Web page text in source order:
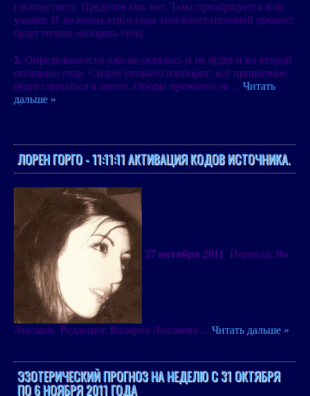
господствует. Пределов ему нет. Тьма преобразуется или
уходит. И до конца этого года этот блистательный процесс
будет только набирать силу.
2. Определенности уже не осталось и не будет и во второй
половине года. Скорее (точнее) наоборот: всё привычное
будет слипаться в ничто. Опоры прежнего ок ... Читать
дальше »
ЛОРЕН ГОРГО - 11:11:11 АКТИВАЦИЯ КОДОВ ИСТОЧНИКА.
27 октября 2011 Перевод: Ян
Лысаков Редакция: Валерия Лысакова ... Читать дальше »
ЭЗОТЕРИЧЕСКИЙ ПРОГНОЗ НА НЕДЕЛЮ С 31 ОКТЯБРЯ
ПО 6 НОЯБРЯ 2011 ГОДА